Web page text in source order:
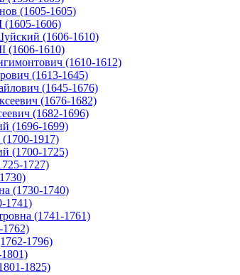
(1605-1605)
1606)
(1606-1610)
(1606-1610)
(1610-1612)
(1613-1645)
(1645-1676)
(1676-1682)
(1682-1696)
(1696-1699)
1917)
(1700-1725)
1727)
(1730-1740)
1741)
(1741-1761)
1796)
1825)